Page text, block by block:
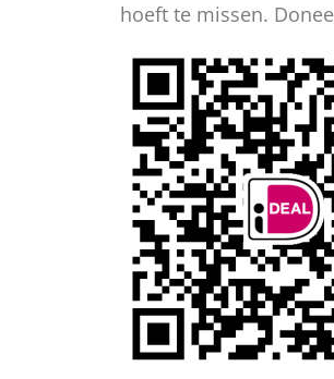
hoeft te missen.